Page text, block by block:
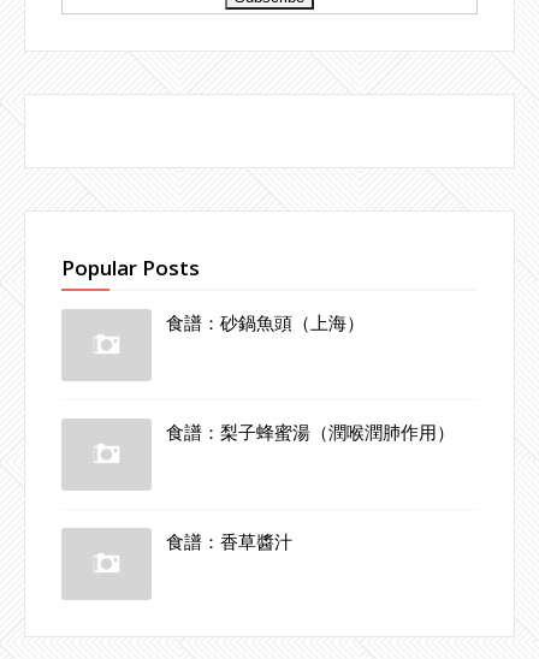
Popular Posts
食譜：砂鍋魚頭（上海）
食譜：梨子蜂蜜湯（潤喉潤肺作用）
食譜：香草醬汁